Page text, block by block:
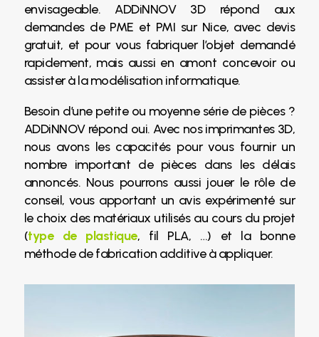
envisageable. ADDiNNOV 3D répond aux
demandes de PME et PMI sur Nice, avec devis
gratuit, et pour vous fabriquer l’objet demandé
rapidement, mais aussi en amont concevoir ou
assister à la modélisation informatique.
Besoin d’une petite ou moyenne série de pièces ?
ADDiNNOV répond oui. Avec nos imprimantes 3D,
nous avons les capacités pour vous fournir un
nombre important de pièces dans les délais
annoncés. Nous pourrons aussi jouer le rôle de
conseil, vous apportant un avis expérimenté sur
le choix des matériaux utilisés au cours du projet
(type de plastique, fil PLA, …) et la bonne
méthode de fabrication additive à appliquer.